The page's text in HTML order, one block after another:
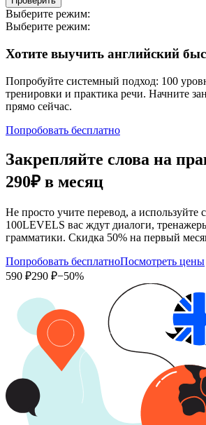
Выберите режим:
Выберите режим:
Хотите выучить английский
Попробуйте системный подход: 100
тренировки и практика речи. Начните
прямо сейчас.
Попробовать бесплатно
Закрепляйте слова на
290₽ в месяц
Не просто учите перевод, а используйте
100LEVELS вас ждут диалоги,
грамматики. Скидка 50% на первый
Попробовать бесплатноПосмотреть цены
590 ₽290 ₽−50%